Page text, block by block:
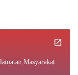
Masyarakat